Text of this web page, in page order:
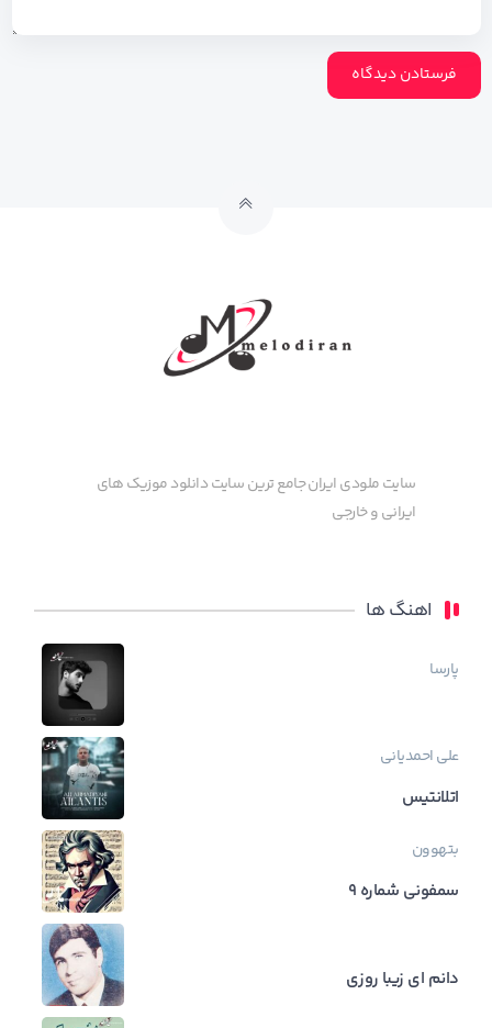
سایت ملودی ایران جامع ترین سایت دانلود موزیک های
ایرانی و خارجی
اهنگ ها
پارسا
علی احمدیانی
اتلانتیس
بتهوون
سمفونی شماره ۹
دانم ای زیبا روزی